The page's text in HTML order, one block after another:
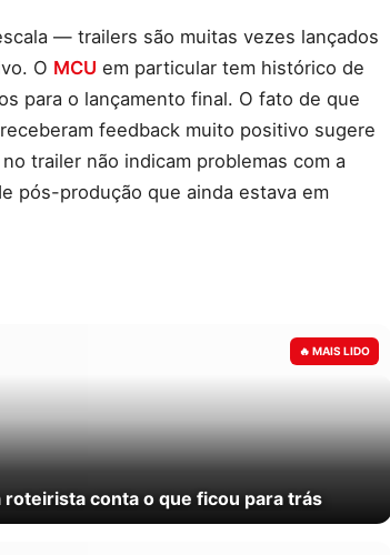
— trailers são muitas vezes lançados
O MCU em particular tem histórico de
para o lançamento final. O fato de que
receberam feedback muito positivo sugere
trailer não indicam problemas com a
pós-produção que ainda estava em
conta o que ficou para trás